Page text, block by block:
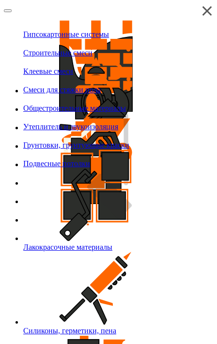
Гипсокартонные системы
Строительные смеси
Клеевые смеси
Смеси для стяжки пола
Общестроительные материалы
Утеплитель и звукоизоляция
Грунтовки, грунтующие краски
Подвесные потолки
Лакокрасочные материалы
Силиконы, герметики, пена